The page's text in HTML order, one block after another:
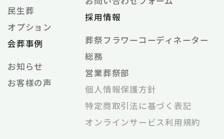
民生葬
オプション
会葬事例
お知らせ
お客様の声
採用情報
葬祭フラワーコーディネーター
総務
営業葬祭部
個⼈情報保護⽅針
特定商取引法に基づく表記
オンラインサービス利⽤規約